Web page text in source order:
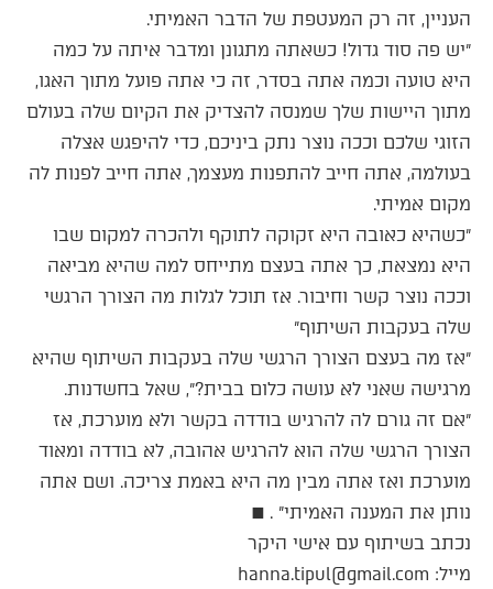
העניין, זה רק המעטפת של הדבר האמיתי.
״יש פה סוד גדול! כשאתה מתגונן ומדבר איתה על כמה
היא טועה וכמה אתה בסדר, זה כי אתה פועל מתוך האגו,
מתוך היישות שלך שמנסה להצדיק את הקיום שלה בעולם
הזוגי שלכם וככה נוצר נתק ביניכם, כדי להיפגש אצלה
בעולמה, אתה חייב להתפנות מעצמך, אתה חייב לפנות לה
מקום אמיתי.
״כשהיא כאובה היא זקוקה לתוקף ולהכרה למקום שבו
היא נמצאת, כך אתה בעצם מתייחס למה שהיא מביאה
וככה נוצר קשר וחיבור. אז תוכל לגלות מה הצורך הרגשי
שלה בעקבות השיתוף״
״אז מה בעצם הצורך הרגשי שלה בעקבות השיתוף שהיא
מרגישה שאני לא עושה כלום בבית?״, שאל בחשדנות.
״אם זה גורם לה להרגיש בודדה בקשר ולא מוערכת, אז
הצורך הרגשי שלה הוא להרגיש אהובה, לא בודדה ומאוד
מוערכת ואז אתה מבין מה היא באמת צריכה. ושם אתה
נותן את המענה האמיתי״ . ■
נכתב בשיתוף עם אישי היקר
מייל: hanna.tipul@gmail.com